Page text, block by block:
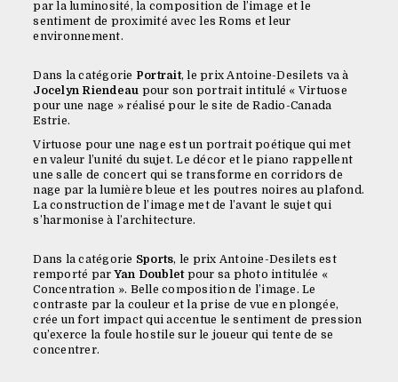
par la luminosité, la composition de l’image et le
sentiment de proximité avec les Roms et leur
environnement.
Dans la catégorie Portrait, le prix Antoine-Desilets va à
Jocelyn Riendeau pour son portrait intitulé « Virtuose
pour une nage » réalisé pour le site de Radio-Canada
Estrie.
Virtuose pour une nage est un portrait poétique qui met
en valeur l’unité du sujet. Le décor et le piano rappellent
une salle de concert qui se transforme en corridors de
nage par la lumière bleue et les poutres noires au plafond.
La construction de l’image met de l’avant le sujet qui
s’harmonise à l’architecture.
Dans la catégorie Sports, le prix Antoine-Desilets est
remporté parYan Doubletpour sa photo intitulée «
Concentration ». Belle composition de l’image. Le
contraste par la couleur et la prise de vue en plongée,
crée un fort impact qui accentue le sentiment de pression
qu’exerce la foule hostile sur le joueur qui tente de se
concentrer.